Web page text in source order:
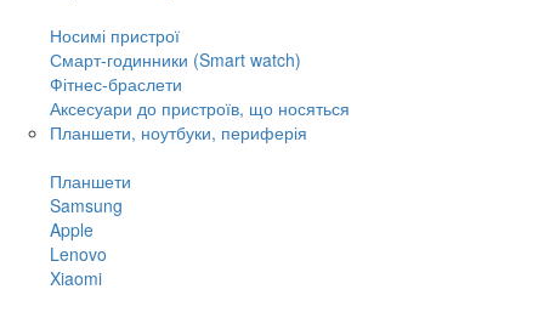
Носимі пристрої
Смарт-годинники (Smart watch)
Фітнес-браслети
Аксесуари до пристроїв, що носяться
Планшети, ноутбуки, периферія
Планшети
Samsung
Apple
Lenovo
Xiaomi